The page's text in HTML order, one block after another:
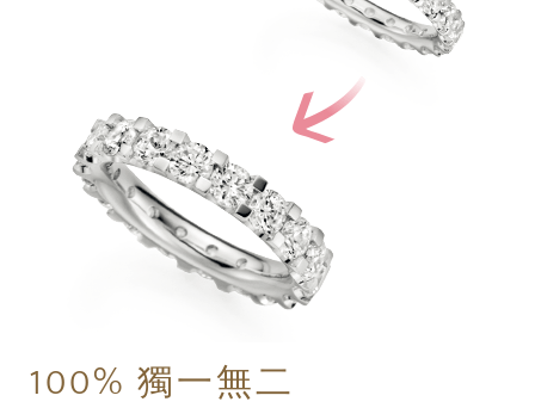
100% 獨一無二